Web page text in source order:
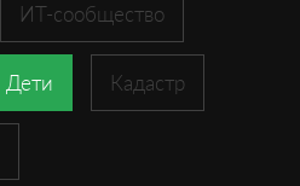
ИТ-сообщество
Дети Кадастр